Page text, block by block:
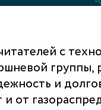
с
группы,
и
от